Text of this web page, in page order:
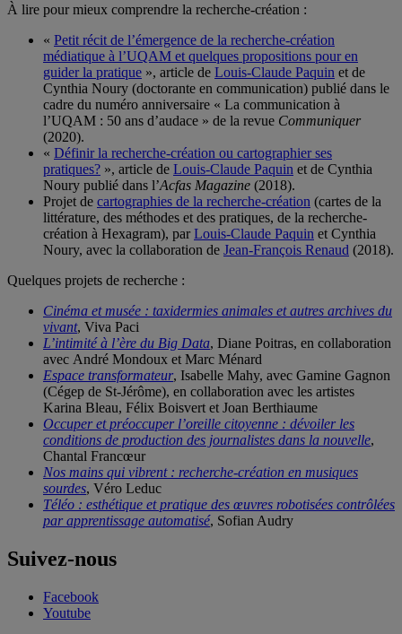
À lire pour mieux comprendre la recherche-création :
« Petit récit de l’émergence de la recherche-création
médiatique à l’UQAM et quelques propositions pour en
guider la pratique », article de Louis-Claude Paquin et de
Cynthia Noury (doctorante en communication) publié dans le
cadre du numéro anniversaire « La communication à
l’UQAM : 50 ans d’audace » de la revue Communiquer
(2020).
« Définir la recherche-création ou cartographier ses
pratiques? », article de Louis-Claude Paquin et de Cynthia
Noury publié dans l’Acfas Magazine (2018).
Projet de cartographies de la recherche-création (cartes de la
littérature, des méthodes et des pratiques, de la recherche-
création à Hexagram), parLouis-Claude Paquin et Cynthia
Noury, avec la collaboration de Jean-François Renaud (2018).
Quelques projets de recherche :
Cinéma et musée : taxidermies animales et autres archives du
vivant, Viva Paci
L’intimité à l’ère du Big Data, Diane Poitras, en collaboration
avec André Mondoux et Marc Ménard
Espace transformateur, Isabelle Mahy, avec Gamine Gagnon
(Cégep de St-Jérôme), en collaboration avec les artistes
Karina Bleau, Félix Boisvert et Joan Berthiaume
Occuper et préoccuper l’oreille citoyenne : dévoiler les
conditions de production des journalistes dans la nouvelle,
Chantal Francœur
Nos mains qui vibrent : recherche-création en musiques
sourdes, Véro Leduc
Téléo : esthétique et pratique des œuvres robotisées contrôlées
par apprentissage automatisé, Sofian Audry
Suivez-nous
Facebook
Youtube